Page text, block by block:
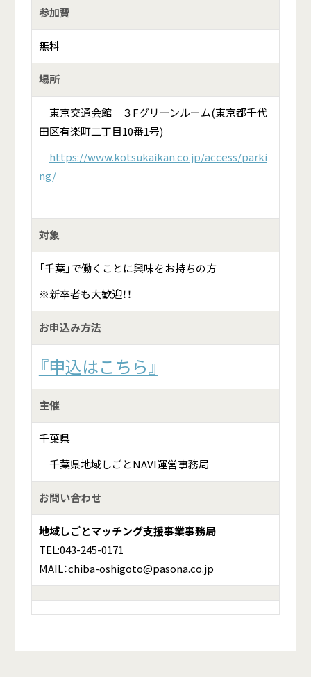
参加費
無料
場所
東京交通会館 ３Fグリーンルーム(東京都千代
田区有楽町二丁目10番1号)
https://www.kotsukaikan.co.jp/access/parki
ng/
対象
「千葉」で働くことに興味をお持ちの方
※新卒者も大歓迎！！
お申込み方法
『申込はこちら』
主催
千葉県
千葉県地域しごとNAVI運営事務局
お問い合わせ
地域しごとマッチング支援事業事務局
TEL:043-245-0171
MAIL：chiba-oshigoto@pasona.co.jp